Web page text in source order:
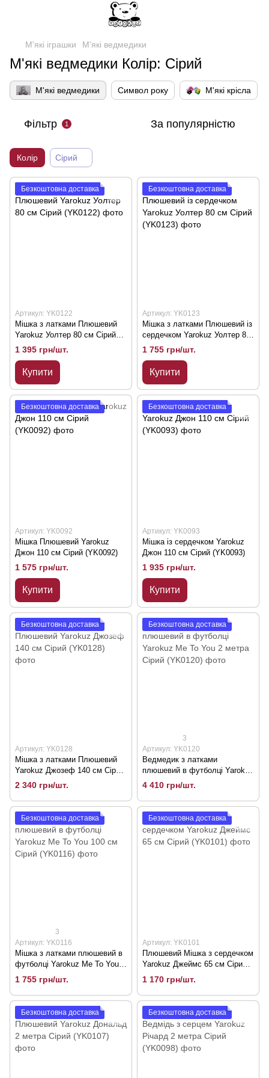
М'які іграшки М'які ведмедики
М'які ведмедики Колір: Сірий
М'які ведмедики Символ року М'які крісла
Фільтр 1 За популярністю
Колір Сірий
Безкоштовна доставка
Артикул: YK0122
Мішка з латками Плюшевий
Yarokuz Уолтер 80 см Сірий
(YK0122)
1 395 грн/шт.
Купити
Безкоштовна доставка
Артикул: YK0123
Мішка з латками Плюшевий із
сердечком Yarokuz Уолтер 80
см Сірий (YK0123)
1 755 грн/шт.
Купити
Безкоштовна доставка
Артикул: YK0092
Мішка Плюшевий Yarokuz
Джон 110 см Сірий (YK0092)
1 575 грн/шт.
Купити
Безкоштовна доставка
Артикул: YK0093
Мішка із сердечком Yarokuz
Джон 110 см Сірий (YK0093)
1 935 грн/шт.
Купити
Безкоштовна доставка
Артикул: YK0128
Мішка з латками Плюшевий
Yarokuz Джозеф 140 см Сірий
(YK0128)
2 340 грн/шт.
Безкоштовна доставка
3
Артикул: YK0120
Ведмедик з латками
плюшевий в футболці Yarokuz
Me To You 2 метра Сірий
(YK0120)
4 410 грн/шт.
Безкоштовна доставка
3
Артикул: YK0116
Мішка з латками плюшевий в
футболці Yarokuz Me To You
100 см Сірий (YK0116)
1 755 грн/шт.
Безкоштовна доставка
Артикул: YK0101
Плюшевий Мішка з сердечком
Yarokuz Джеймс 65 см Сірий
(YK0101)
1 170 грн/шт.
Безкоштовна доставка Безкоштовна доставка